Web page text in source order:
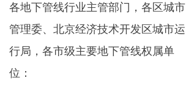
各地下管线行业主管部门，各区城市
管理委、北京经济技术开发区城市运
行局，各市级主要地下管线权属单
位：